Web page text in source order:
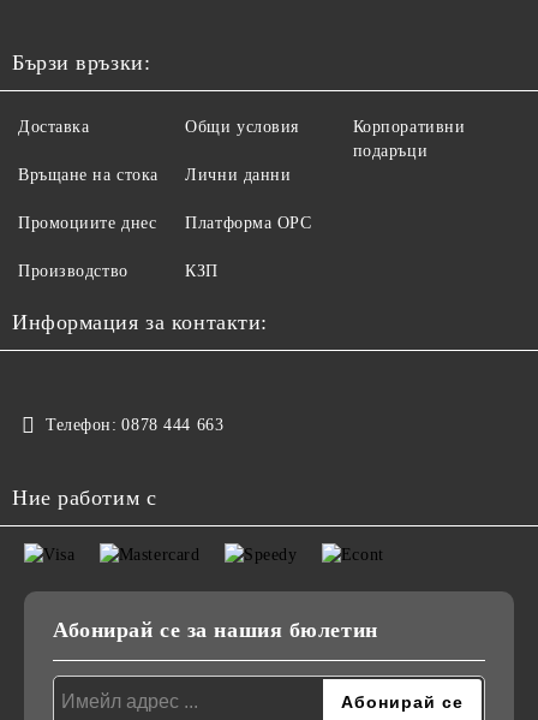
Бързи връзки:
Доставка
Връщане на стока
Промоциите днес
Производство
Общи условия
Лични данни
Платформа ОРС
КЗП
Корпоративни
подаръци
Информация за контакти:
Телефон: 0878 444 663
Ние работим с
Абонирай се за нашия бюлетин